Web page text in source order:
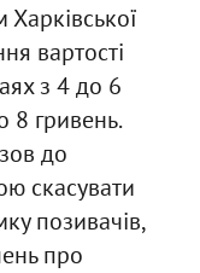
вартості
з 4 до 6
8 гривень.
до
скасувати
позивачів,
про